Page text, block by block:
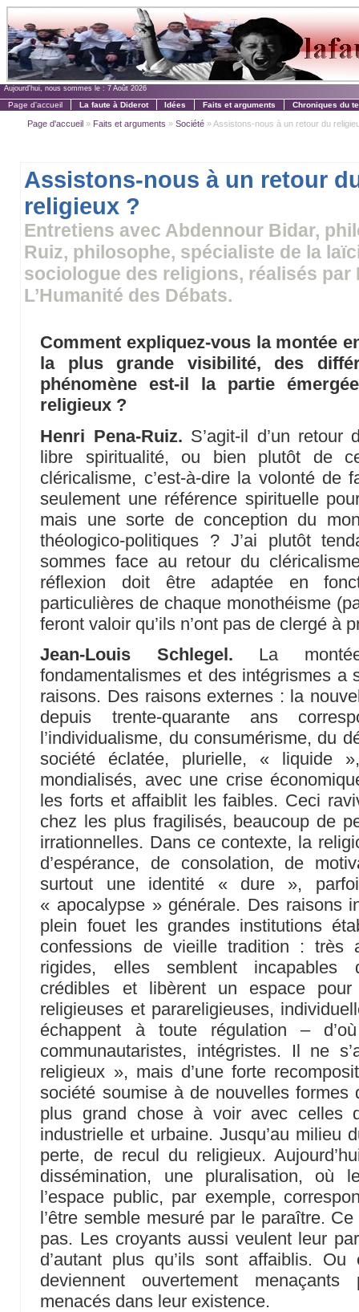
Aujourd'hui, nous sommes le : 7 Août 2026
Page d'accueil La faute à Diderot Idées Faits et arguments Chroniques du
Page d'accueil » Faits et arguments »Société » Assistons-nous à un retour du
Assistons-nous à un retour
religieux ?
Entretiens avec Abdennour Bidar,
Ruiz, philosophe, spécialiste de la
sociologue des religions, réalisés par
L’Humanité des Débats.
Comment expliquez-vous la montée
la plus grande visibilité, des
phénomène est-il la partie
religieux ?
Henri Pena-Ruiz. S’agit-il d’un
libre spiritualité, ou bien plutôt de
cléricalisme, c’est-à-dire la volonté de
seulement une référence spirituelle
mais une sorte de conception du
théologico-politiques ? J’ai plutôt
sommes face au retour du
réflexion doit être adaptée en
particulières de chaque monothéisme
feront valoir qu’ils n’ont pas de clergé à
Jean-Louis Schlegel. La
fondamentalismes et des intégrismes a
raisons. Des raisons externes : la
depuis trente-quarante ans
l’individualisme, du consumérisme, du
société éclatée, plurielle, « liquide
mondialisés, avec une crise
les forts et affaiblit les faibles. Ceci
chez les plus fragilisés, beaucoup de
irrationnelles. Dans ce contexte, la
d’espérance, de consolation, de
surtout une identité « dure »,
« apocalypse » générale. Des raisons
plein fouet les grandes institutions
confessions de vieille tradition : très
rigides, elles semblent incapables
crédibles et libèrent un espace
religieuses et parareligieuses,
échappent à toute régulation –
communautaristes, intégristes. Il ne
religieux », mais d’une forte
société soumise à de nouvelles formes
plus grand chose à voir avec celles
industrielle et urbaine. Jusqu’au milieu
perte, de recul du religieux.
dissémination, une pluralisation, où
l’espace public, par exemple,
l’être semble mesuré par le paraître.
pas. Les croyants aussi veulent leur
d’autant plus qu’ils sont affaiblis.
deviennent ouvertement
menacés dans leur existence.